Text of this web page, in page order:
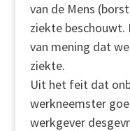
van de Mens
ziekte beschouwt.
van mening dat
ziekte.
Uit het feit dat
werkneemster
werkgever